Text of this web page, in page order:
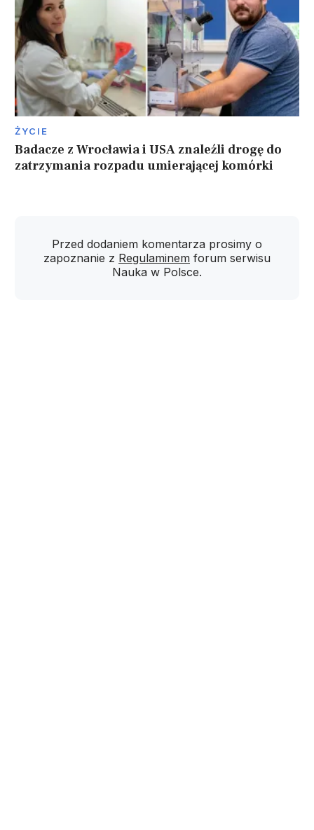
ŻYCIE
Badacze z Wrocławia i USA znaleźli drogę do
zatrzymania rozpadu umierającej komórki
Przed dodaniem komentarza prosimy o
zapoznanie z Regulaminem forum serwisu
Nauka w Polsce.